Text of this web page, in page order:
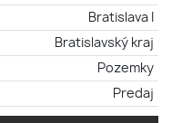
Bratislava I
Bratislavský kraj
Pozemky
Predaj